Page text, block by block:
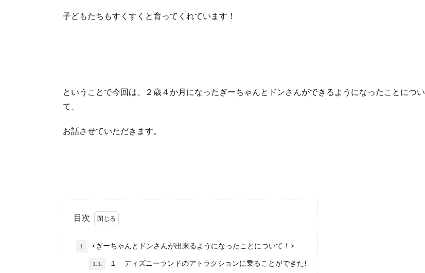
子どもたちもすくすくと育ってくれています！
ということで今回は、２歳４か月になったぎーちゃんとドンさんができるようになったことについ
て、
お話させていただきます。
目次
1. <ぎーちゃんとドンさんが出来るようになったことについて！>
1.1. １ ディズニーランドのアトラクションに乗ることができた!